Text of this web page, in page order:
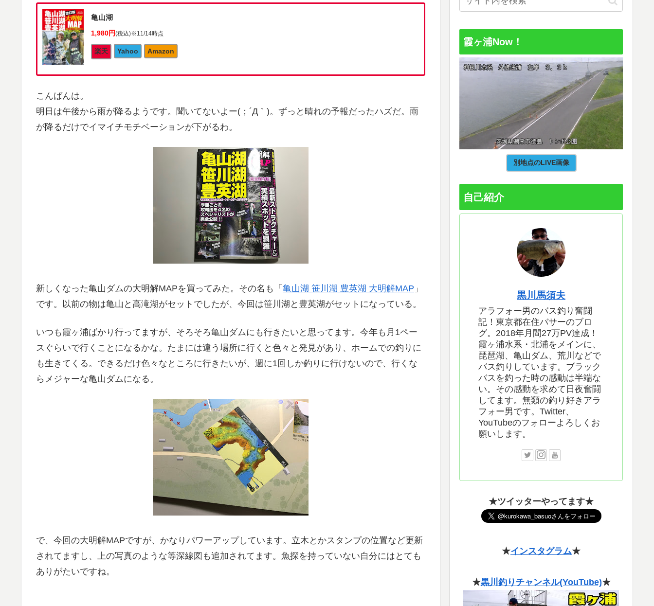
亀山湖
1,980円(税込)※11/14時点
楽天 Yahoo Amazon
こんばんは。
明日は午後から雨が降るようです。聞いてないよー(；´Д｀)。ずっと晴れの予報だったハズだ。雨
が降るだけでイマイチモチベーションが下がるわ。
新しくなった亀山ダムの大明解MAPを買ってみた。その名も「 亀山湖 笹川湖 豊英湖 大明解MAP 」
です。以前の物は亀山と高滝湖がセットでしたが、今回は笹川湖と豊英湖がセットになっている。
いつも霞ヶ浦ばかり行ってますが、そろそろ亀山ダムにも行きたいと思ってます。今年も月1ペー
スぐらいで行くことになるかな。たまには違う場所に行くと色々と発見があり、ホームでの釣りに
も生きてくる。できるだけ色々なところに行きたいが、週に1回しか釣りに行けないので、行くな
らメジャーな亀山ダムになる。
で、今回の大明解MAPですが、かなりパワーアップしています。立木とかスタンプの位置など更新
されてますし、上の写真のような等深線図も追加されてます。魚探を持っていない自分にはとても
ありがたいですね。
霞ヶ浦Now！
別地点のLIVE画像
自己紹介
黒川馬須夫
アラフォー男のバス釣り奮闘
記！東京都在住バサーのブロ
グ。2018年月間27万PV達成！
霞ヶ浦水系・北浦をメインに、
琵琶湖、亀山ダム、荒川などで
バス釣りしています。ブラック
バスを釣った時の感動は半端な
い。その感動を求めて日夜奮闘
してます。無類の釣り好きアラ
フォー男です。Twitter、
YouTubeのフォローよろしくお
願いします。
★ツイッターやってます★
★インスタグラム★
★黒川釣りチャンネル(YouTube)★